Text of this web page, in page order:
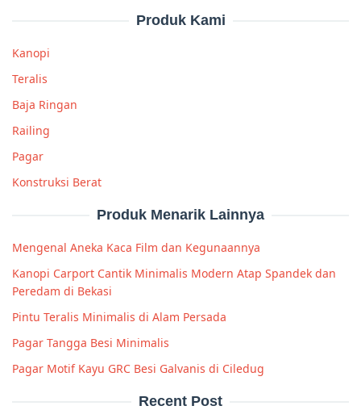
Produk Kami
Kanopi
Teralis
Baja Ringan
Railing
Pagar
Konstruksi Berat
Produk Menarik Lainnya
Mengenal Aneka Kaca Film dan Kegunaannya
Kanopi Carport Cantik Minimalis Modern Atap Spandek dan
Peredam di Bekasi
Pintu Teralis Minimalis di Alam Persada
Pagar Tangga Besi Minimalis
Pagar Motif Kayu GRC Besi Galvanis di Ciledug
Recent Post